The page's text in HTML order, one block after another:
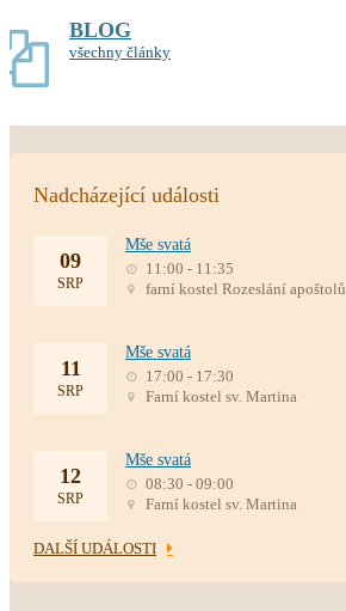
BLOG
všechny články
Nadcházející události
09
SRP
Mše svatá
11:00 - 11:35
farní kostel Rozeslání apoštolů
11
SRP
Mše svatá
17:00 - 17:30
Farní kostel sv. Martina
12
SRP
Mše svatá
08:30 - 09:00
Farní kostel sv. Martina
DALŠÍ UDÁLOSTI